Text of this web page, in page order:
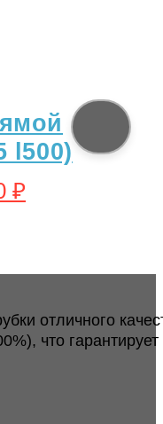
l500)
₽
отличного
что